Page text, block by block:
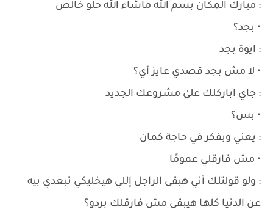
: مبارك المكان بسم الله ماشاء الله حلو خالص
• بجد؟
: ايوة بجد
• لا مش بجد قصدي عايز أي؟
: جاي اباركلك علىٰ مشروعك الجديد
• بس؟
: يعني وبفكر في حاجة كمان
• مش فارقلي عمومًا
: ولو قولتلك أني هبقىٰ الراجل إللي هيخليكي تبعدي بيه
عن الدنيا كلها هيبقى مش فارقلك بردو؟